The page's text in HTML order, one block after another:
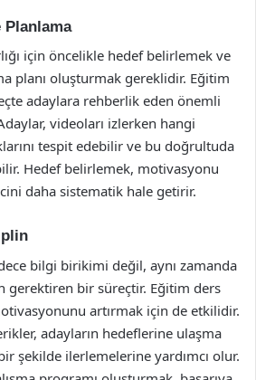
Planlama
için öncelikle hedef belirlemek ve
planı oluşturmak gereklidir. Eğitim
adaylara rehberlik eden önemli
videoları izlerken hangi
tespit edebilir ve bu doğrultuda
Hedef belirlemek, motivasyonu
daha sistematik hale getirir.
bilgi birikimi değil, aynı zamanda
gerektiren bir süreçtir. Eğitim ders
artırmak için de etkilidir.
adayların hedeflerine ulaşma
şekilde ilerlemelerine yardımcı olur.